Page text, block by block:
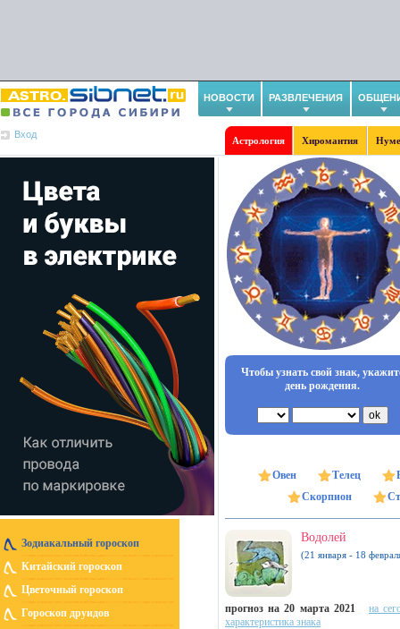
НОВОСТИ РАЗВЛЕЧЕНИЯ
Вход
Астрология Хиромантия
Зодиакальный гороскоп
Китайский гороскоп
Цветочный гороскоп
Гороскоп друидов
Чтобы узнать свой знак,
день рождения.
Овен Телец
Скорпион
Водолей
(21 января - 18
прогноз на 20 марта 2021
на
характеристика знака